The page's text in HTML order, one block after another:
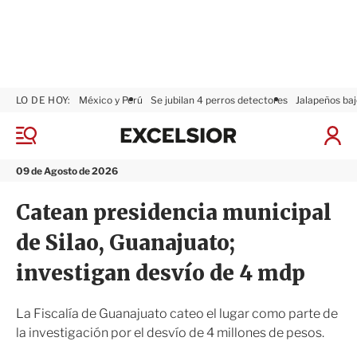
M
n
09 de Agosto de 2026
LO DE HOY: México y Perú Se jubilan 4 perros detectores Jalapeños
I
ó
n
x
i
Catean presidencia municipal
de Silao, Guanajuato;
investigan desvío de 4 mdp
La Fiscalía de Guanajuato cateo el lugar como parte de
la investigación por el desvío de 4 millones de pesos.